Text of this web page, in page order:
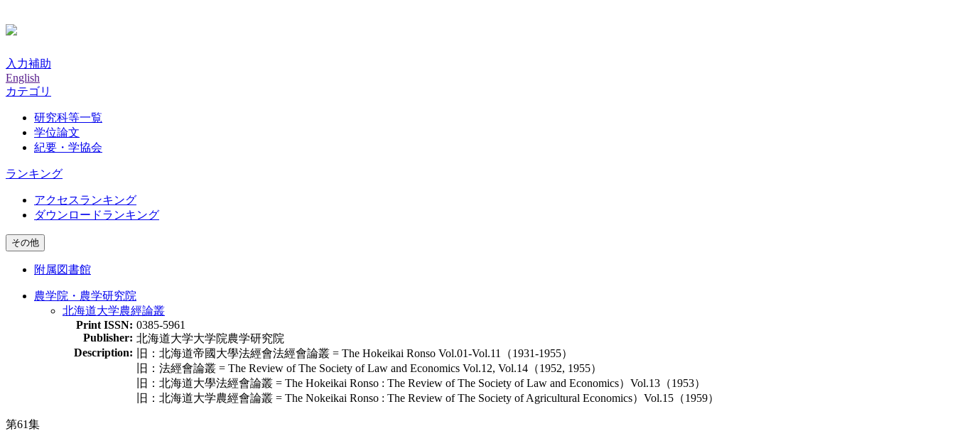
入力補助
English
カテゴリ
研究科等一覧
学位論文
紀要・学協会
ランキング
アクセスランキング
ダウンロードランキング
その他
附属図書館
農学院・農学研究院
北海道大学農經論叢
Print ISSN: 0385-5961
Publisher: 北海道大学大学院農学研究院
Description:
旧：北海道帝國大學法經會法經會論叢 = The Hokeikai Ronso Vol.01-Vol.11（1931-1955）
旧：法經會論叢 = The Review of The Society of Law and Economics Vol.12, Vol.14（1952, 1955）
旧：北海道大學法經會論叢 = The Hokeikai Ronso : The Review of The Society of Law and Economics）Vol.13（1953）
旧：北海道大学農經會論叢 = The Nokeikai Ronso : The Review of The Society of Agricultural Economics）Vol.15（1959）
第61集